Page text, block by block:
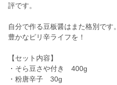
評です。
自分で作る豆板醤はまた格別です。
豊かなピリ辛ライフを！
【セット内容】
・そら豆さや付き 400g
・粉唐辛子 30g